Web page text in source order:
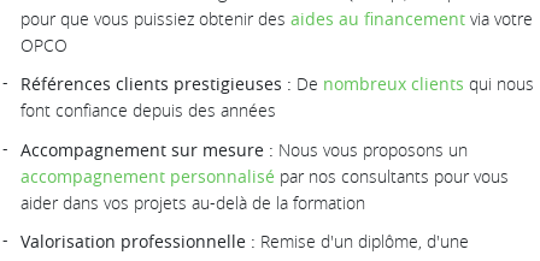
pour que vous puissiez obtenir des aides au financement via votre
OPCO
Références clients prestigieuses : De nombreux clients qui nous
font confiance depuis des années
Accompagnement sur mesure : Nous vous proposons un
accompagnement personnalisé par nos consultants pour vous
aider dans vos projets au-delà de la formation
Valorisation professionnelle : Remise d'un diplôme, d'une